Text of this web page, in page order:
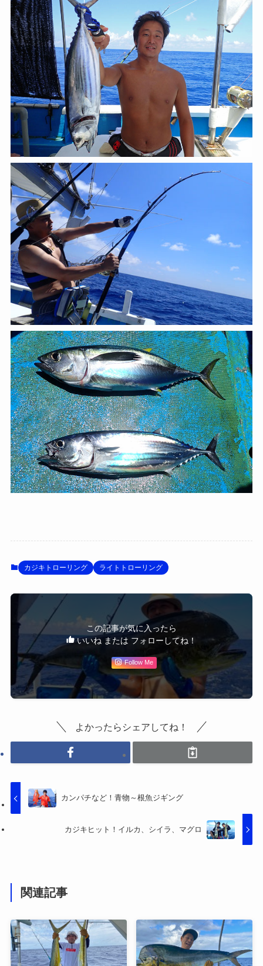
カジキトローリング ライトトローリング
この記事が気に入ったら
いいね または フォローしてね！
Follow Me
よかったらシェアしてね！
カンパチなど！青物～根魚ジギング
カジキヒット！イルカ、シイラ、マグロ
関連記事